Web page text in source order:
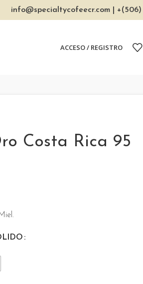
info@specialtycofeecr.com |
ACCESO / REGISTRO
Costa Rica 95